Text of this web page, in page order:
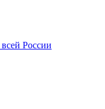
России